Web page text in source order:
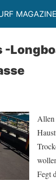
MAGAZINE
-
Allen
Fegt